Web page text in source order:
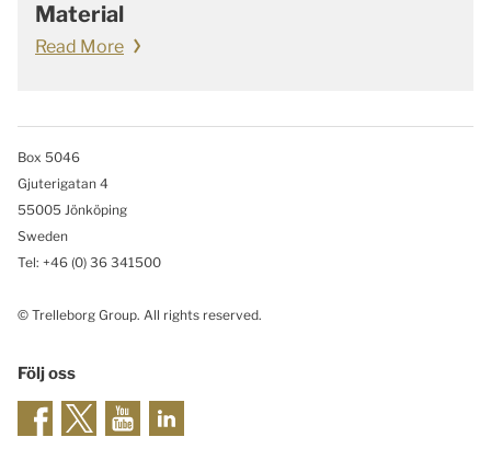
Material
Read More
Box 5046
Gjuterigatan 4
55005 Jönköping
Sweden
Tel: +46 (0) 36 341500
© Trelleborg Group. All rights reserved.
Följ oss